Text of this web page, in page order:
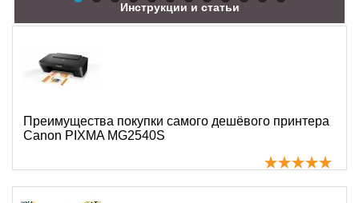
Инструкции и статьи
Преимущества покупки самого дешёвого принтера
Canon PIXMA MG2540S